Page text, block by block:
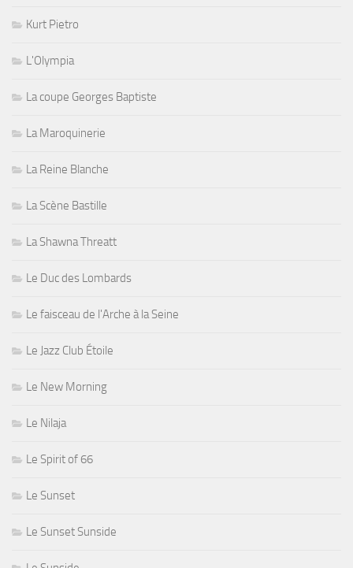
Kurt Pietro
L'Olympia
La coupe Georges Baptiste
La Maroquinerie
La Reine Blanche
La Scène Bastille
La Shawna Threatt
Le Duc des Lombards
Le faisceau de l'Arche à la Seine
Le Jazz Club Étoile
Le New Morning
Le Nilaja
Le Spirit of 66
Le Sunset
Le Sunset Sunside